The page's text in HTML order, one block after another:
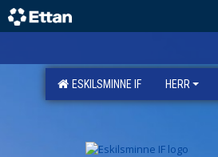
ESKILSMINNE IF HERR